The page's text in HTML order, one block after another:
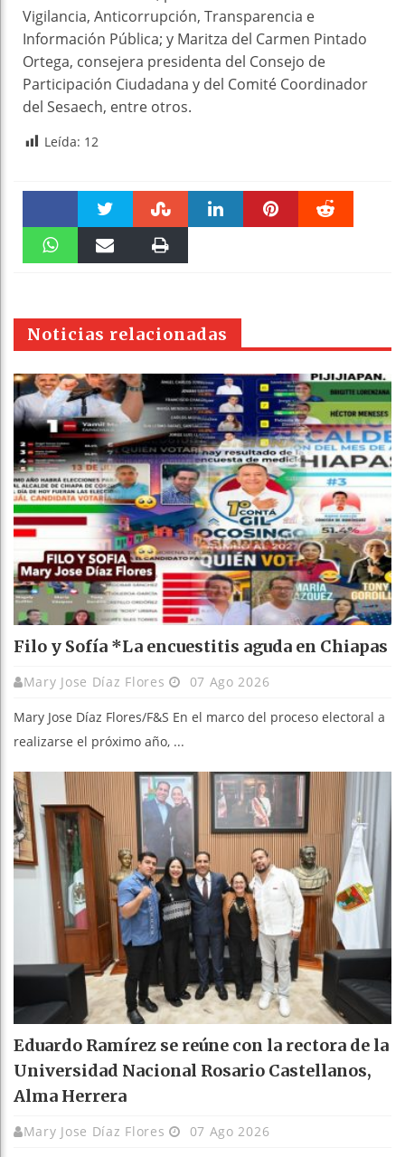
Vigilancia, Anticorrupción, Transparencia e
Información Pública; y Maritza del Carmen Pintado
Ortega, consejera presidenta del Consejo de
Participación Ciudadana y del Comité Coordinador
del Sesaech, entre otros.
Leída: 12
Faceboo Twitter Stumble
pt
Noticias relacionadas
Filo y Sofía *La encuestitis aguda en Chiapas
Mary Jose Díaz Flores 07 Ago 2026
Mary Jose Díaz Flores/F&S En el marco del proceso electoral a
realizarse el próximo año, ...
Eduardo Ramírez se reúne con la rectora de la
Universidad Nacional Rosario Castellanos,
Alma Herrera
Mary Jose Díaz Flores 07 Ago 2026